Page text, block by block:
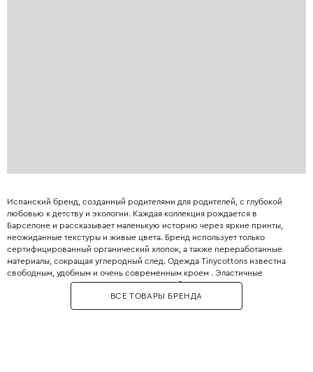
Испанский бренд, созданный родителями для родителей, с глубокой
любовью к детству и экологии. Каждая коллекция рождается в
Барселоне и рассказывает маленькую историю через яркие принты,
неожиданные текстуры и живые цвета. Бренд использует только
сертифицированный органический хлопок, а также переработанные
материалы, сокращая углеродный след. Одежда Tinycottons известна
свободным, удобным и очень современным кроем . Эластичные
манжеты, мягкие резинки и плоские швы обеспечивают максимальную
свободу движений для игр и сна. Принты являются визитной карточкой
бренда: забавные животные, абстрактные узоры, коллаборации с
ВСЕ ТОВАРЫ БРЕНДА